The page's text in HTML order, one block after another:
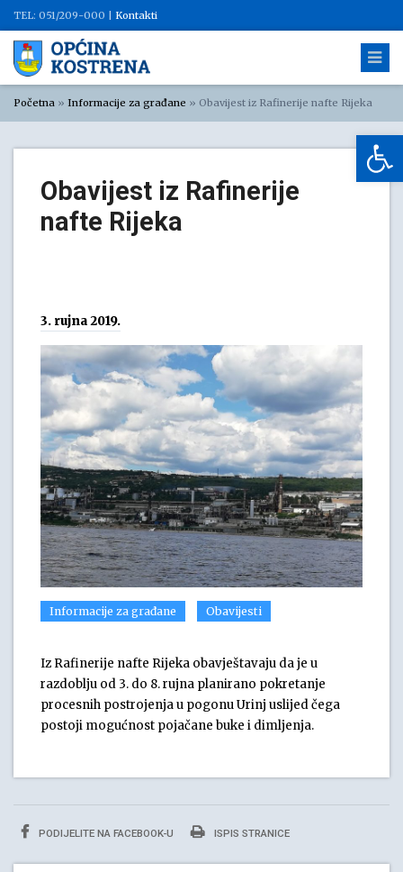
TEL: 051/209-000 | Kontakti
Početna » Informacije za građane » Obavijest iz Rafinerije nafte Rijeka
Obavijest iz Rafinerije
nafte Rijeka
3. rujna 2019.
Informacije za građane Obavijesti
Iz Rafinerije nafte Rijeka obavještavaju da je u
razdoblju od 3. do 8. rujna planirano pokretanje
procesnih postrojenja u pogonu Urinj uslijed čega
postoji mogućnost pojačane buke i dimljenja.
PODIJELITE NA FACEBOOK-U ISPIS STRANICE